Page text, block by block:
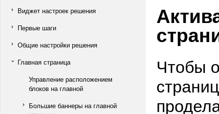
Виджет настроек решения
Первые шаги
Общие настройки решения
Главная страница
Управление расположением
блоков на главной
Большие баннеры на главной
Чтобы